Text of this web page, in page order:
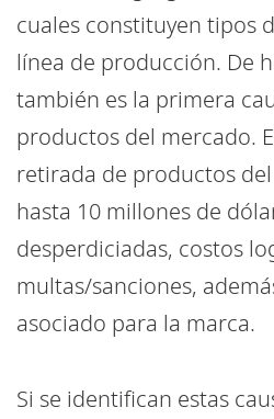
cuales constituyen tipos
línea de producción. De
también es la primera
productos del mercado.
retirada de productos
hasta 10 millones de
desperdiciadas, costos
multas/sanciones,
asociado para la marca.
Si se identifican estas